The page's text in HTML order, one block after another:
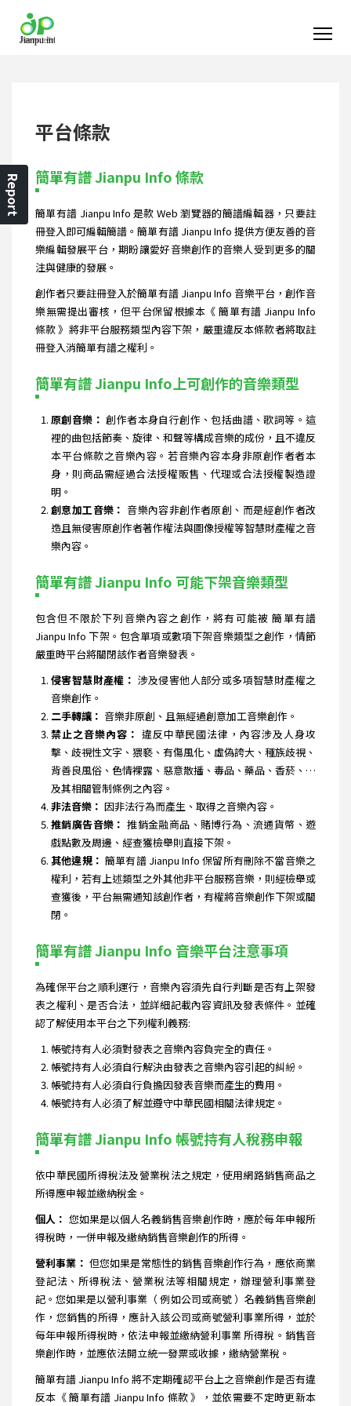
平台條款
簡單有譜 Jianpu Info 條款
簡單有譜 Jianpu Info 是款 Web 瀏覽器的簡譜編輯器，只要註
冊登入即可編輯簡譜。簡單有譜 Jianpu Info 提供方便友善的音
樂編輯發展平台，期盼讓愛好音樂創作的音樂人受到更多的關
注與健康的發展。
創作者只要註冊登入於簡單有譜 Jianpu Info 音樂平台，創作音
樂無需提出審核，但平台保留根據本《 簡單有譜 Jianpu Info
條款 》將非平台服務類型內容下架，嚴重違反本條款者將取註
冊登入消簡單有譜之權利。
簡單有譜 Jianpu Info上可創作的音樂類型
原創音樂： 創作者本身自行創作、包括曲譜、歌詞等。這
裡的曲包括節奏、旋律、和聲等構成音樂的成份，且不違反
本平台條款之音樂內容。若音樂內容本身非原創作者者本
身，則商品需經過合法授權販售、代理或合法授權製造證
明。
創意加工音樂： 音樂內容非創作者原創、而是經創作者改
造且無侵害原創作者著作權法與圖像授權等智慧財產權之音
樂內容。
簡單有譜 Jianpu Info 可能下架音樂類型
包含但不限於下列音樂內容之創作，將有可能被 簡單有譜
Jianpu Info 下架。包含單項或數項下架音樂類型之創作，情節
嚴重時平台將關閉該作者音樂發表。
侵害智慧財產權： 涉及侵害他人部分或多項智慧財產權之
音樂創作。
二手轉讓： 音樂非原創、且無經過創意加工音樂創作。
禁止之音樂內容： 違反中華民國法律，內容涉及人身攻
擊、歧視性文字、猥褻、有傷風化、虛偽誇大、種族歧視、
背善良風俗、色情裸露、惡意散播、毒品、藥品、香菸、…
及其相關管制條例之內容。
非法音樂： 因非法行為而產生、取得之音樂內容。
推銷廣告音樂： 推銷金融商品、賭博行為、流通貨幣、遊
戲點數及周邊、經查獲檢舉則直接下架。
其他違規： 簡單有譜 Jianpu Info 保留所有刪除不當音樂之
權利，若有上述類型之外其他非平台服務音樂，則經檢舉或
查獲後，平台無需通知該創作者，有權將音樂創作下架或關
閉。
簡單有譜 Jianpu Info 音樂平台注意事項
為確保平台之順利運行，音樂內容須先自行判斷是否有上架發
表之權利、是否合法，並詳細記載內容資訊及發表條件。並確
認了解使用本平台之下列權利義務:
帳號持有人必須對發表之音樂內容負完全的責任。
帳號持有人必須自行解決由發表之音樂內容引起的糾紛。
帳號持有人必須自行負擔因發表音樂而產生的費用。
帳號持有人必須了解並遵守中華民國相關法律規定。
簡單有譜 Jianpu Info 帳號持有人稅務申報
依中華民國所得稅法及營業稅法之規定，使用網路銷售商品之
所得應申報並繳納稅金。
個人： 您如果是以個人名義銷售音樂創作時，應於每年申報所
得稅時，一併申報及繳納銷售音樂創作的所得。
營利事業： 但您如果是常態性的銷售音樂創作行為，應依商業
登記法、所得稅法、營業稅法等相關規定，辦理營利事業登
記。您如果是以營利事業（ 例如公司或商號 ）名義銷售音樂創
作，您銷售的所得，應計入該公司或商號營利事業所得，並於
每年申報所得稅時，依法申報並繳納營利事業 所得稅。銷售音
樂創作時，並應依法開立統一發票或收據，繳納營業稅。
簡單有譜 Jianpu Info 將不定期確認平台上之音樂創作是否有違
反本《 簡單有譜 Jianpu Info 條款 》，並依需要不定時更新本
Report